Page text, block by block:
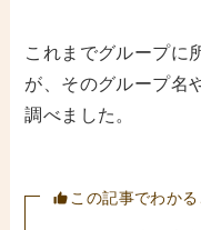
これまでグループに
が、そのグループ名
調べました。
この記事でわかる